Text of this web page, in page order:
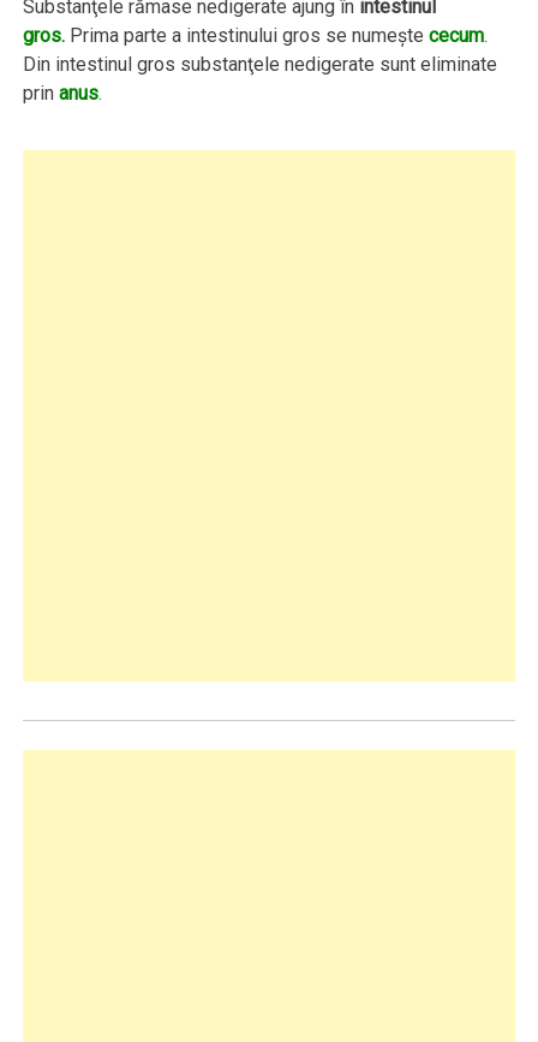
Substanţele rămase nedigerate ajung în intestinul
gros. Prima parte a intestinului gros se numeştececum.
Din intestinul gros substanţele nedigerate sunt eliminate
prinanus.